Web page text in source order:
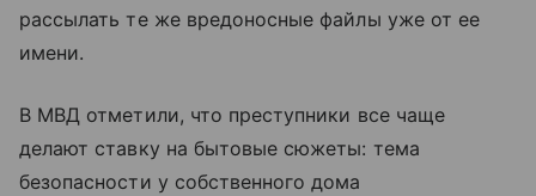
рассылать те же вредоносные файлы уже от ее
имени.
В МВД отметили, что преступники все чаще
делают ставку на бытовые сюжеты: тема
безопасности у собственного дома